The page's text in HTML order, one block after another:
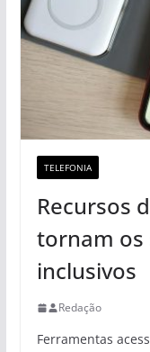
TELEFONIA
Recursos
tornam os
inclusivos
Redação
Ferramentas